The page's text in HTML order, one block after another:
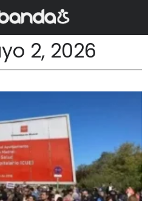
2, 2026